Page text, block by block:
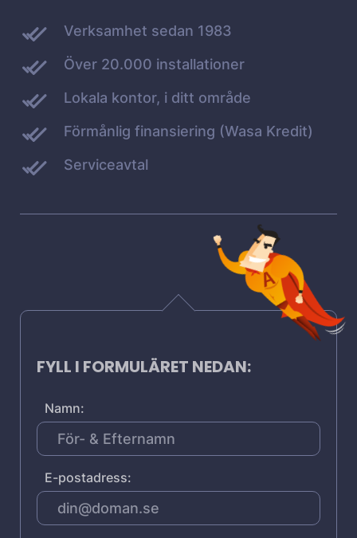
Verksamhet sedan 1983
Över 20.000 installationer
Lokala kontor, i ditt område
Förmånlig finansiering (Wasa Kredit)
Serviceavtal
FYLL I FORMULÄRET NEDAN:
Namn:
E-postadress: